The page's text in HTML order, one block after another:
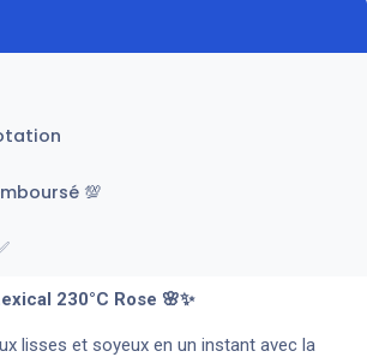
💯
230°C Rose 🌸✨
lisses et soyeux en un instant avec la